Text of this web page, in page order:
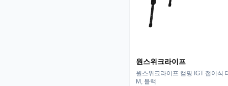
원스위크라이프
원스위크라이프 캠핑 IGT 접이식
M, 블랙